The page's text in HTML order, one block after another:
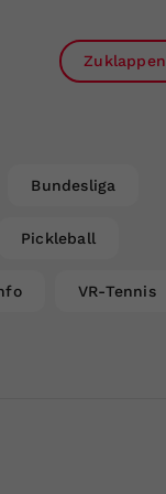
Zuklappen
Bundesliga
Pickleball
VR-Tennis